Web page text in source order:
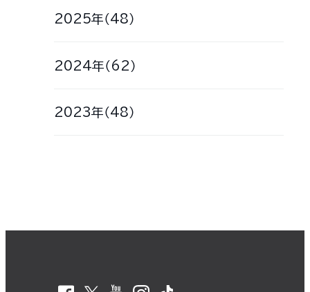
2025年（48）
2024年（62）
2023年（48）